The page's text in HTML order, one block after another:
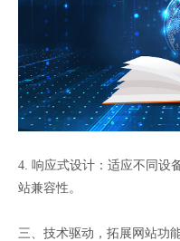
4. 响应式设计：适应不同设
站兼容性。
三、技术驱动，拓展网站功